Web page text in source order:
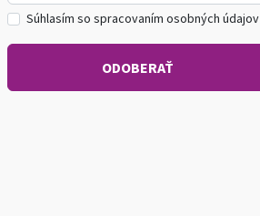
Súhlasím so spracovaním osobných údajov